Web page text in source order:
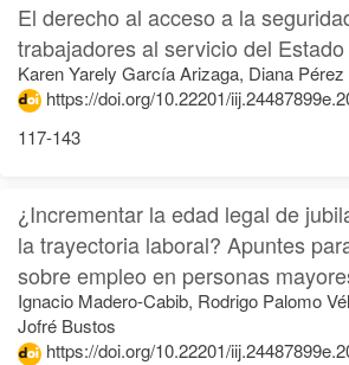
El derecho al acceso a la
trabajadores al servicio del Estado
Karen Yarely García Arizaga, Diana
https://doi.org/10.22201/
117-143
¿Incrementar la edad legal de
la trayectoria laboral? Apuntes
sobre empleo en personas
Ignacio Madero-Cabib, Rodrigo Palomo
Jofré Bustos
https://doi.org/10.22201/